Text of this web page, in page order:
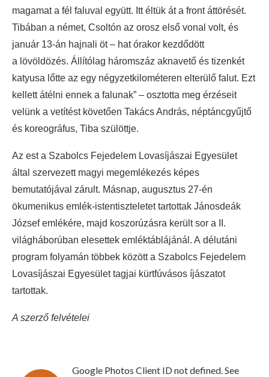
magamat a fél faluval együtt. Itt éltük át a front áttörését.
Tibában a német, Csoltón az orosz első vonal volt, és
január 13-án hajnali öt – hat órakor kezdődött
a lövöldözés. Állítólag háromszáz aknavető és tizenkét
katyusa lőtte az egy négyzetkilométeren elterülő falut. Ezt
kellett átélni ennek a falunak” – osztotta meg érzéseit
velünk a vetítést követően Takács András, néptáncgyűjtő
és koreográfus, Tiba szülöttje.
Az est a Szabolcs Fejedelem Lovasíjászai Egyesület
által szervezett magyi megemlékezés képes
bemutatójával zárult. Másnap, augusztus 27-én
ökumenikus emlék-istentiszteletet tartottak Jánosdeák
József emlékére, majd koszorúzásra került sor a II.
világháborúban elesettek emléktáblájánál. A délutáni
program folyamán többek között a Szabolcs Fejedelem
Lovasíjászai Egyesület tagjai kürtfúvásos íjászatot
tartottak.
A szerző felvételei
Google Photos Client ID not defined. See